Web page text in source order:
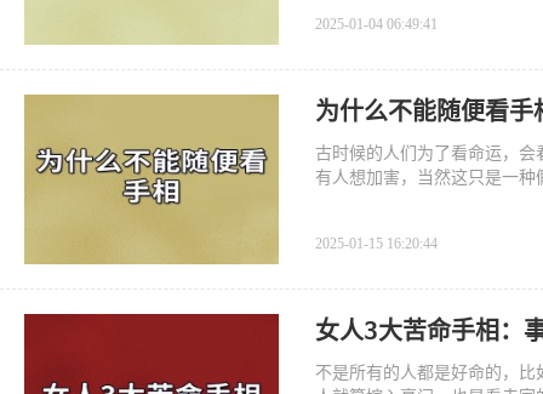
2025-01-04 06:49:41
为什么不能随便看
古时候的人们为了看命运，
有人想加害，当然这只是一
2025-01-15 16:20:44
女人3大苦命手相：
不是所有的人都是好命的，